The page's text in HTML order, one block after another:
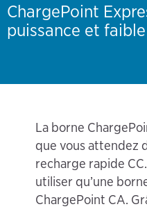
ChargePoint
puissance et
La borne
que vous attendez
recharge rapide
utiliser qu’une
ChargePoint CA.